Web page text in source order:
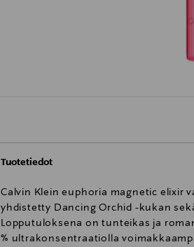
Tuotetiedot
Calvin Klein euphoria magnetic elixir
yhdistetty Dancing Orchid -kukan
Lopputuloksena on tunteikas ja
% ultrakonsentraatiolla